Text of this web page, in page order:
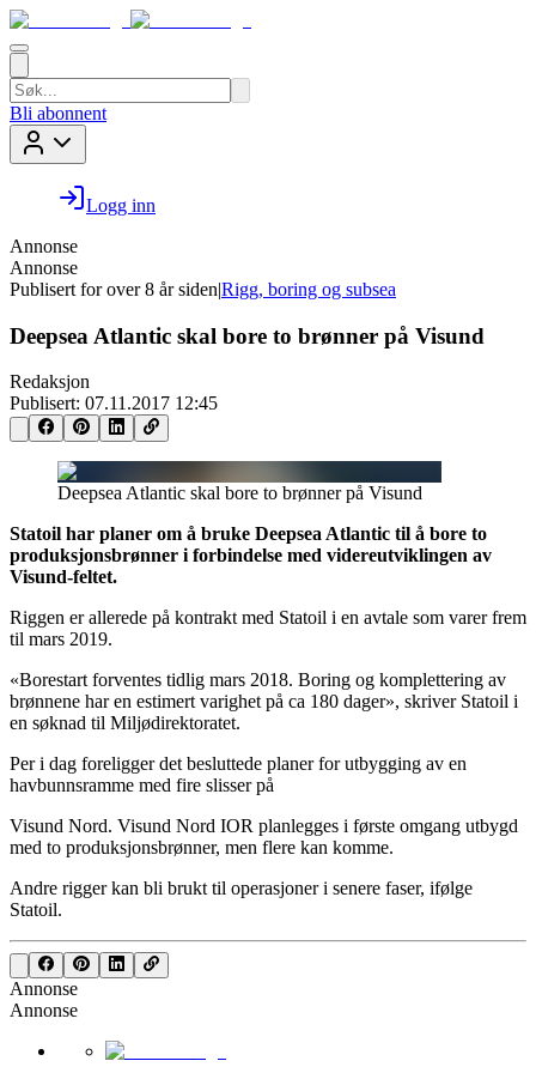
Bli abonnent
Logg inn
Annonse
Annonse
Publisert for over 8 år siden|Rigg, boring og subsea
Deepsea Atlantic skal bore to brønner på Visund
Redaksjon
Publisert: 07.11.2017 12:45
Deepsea Atlantic skal bore to brønner på Visund
Statoil har planer om å bruke Deepsea Atlantic til å bore to
produksjonsbrønner i forbindelse med videreutviklingen av
Visund-feltet.
Riggen er allerede på kontrakt med Statoil i en avtale som varer frem
til mars 2019.
«Borestart forventes tidlig mars 2018. Boring og komplettering av
brønnene har en estimert varighet på ca 180 dager», skriver Statoil i
en søknad til Miljødirektoratet.
Per i dag foreligger det besluttede planer for utbygging av en
havbunnsramme med fire slisser på
Visund Nord. Visund Nord IOR planlegges i første omgang utbygd
med to produksjonsbrønner, men flere kan komme.
Andre rigger kan bli brukt til operasjoner i senere faser, ifølge
Statoil.
Annonse
Annonse